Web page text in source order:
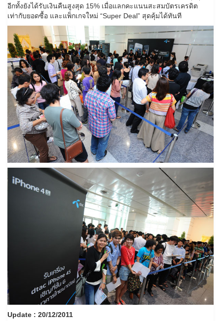
อีกทั้งยังได้รับเงินคืนสูงสุด 15% เมื่อแลกคะแนนสะสมบัตรเครดิต
เท่ากับยอดซื้อ และแพ็กเกจใหม่ “Super Deal” สุดคุ้มได้ทันที
Update : 20/12/2011